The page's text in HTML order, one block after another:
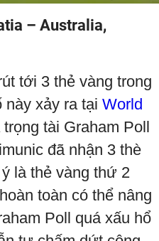
Video
– Australia,
tới 3 thẻ vàng trong
này xảy ra tại World
tài Graham Poll
đã nhận 3 thè
là thẻ vàng thứ 2
toàn có thể nâng
Poll quá xấu hổ